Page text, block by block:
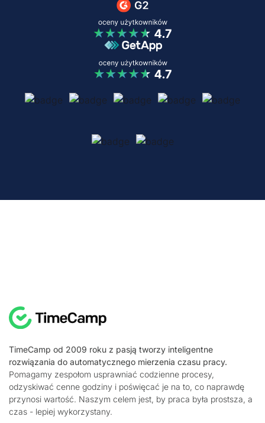
TimeCamp od 2009 roku z pasją tworzy inteligentne
rozwiązania do automatycznego mierzenia czasu pracy.
Pomagamy zespołom usprawniać codzienne procesy,
odzyskiwać cenne godziny i poświęcać je na to, co naprawdę
przynosi wartość. Naszym celem jest, by praca była prostsza, a
czas - lepiej wykorzystany.